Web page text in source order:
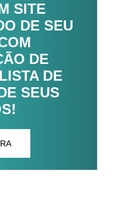
SITE
DE SEU
DE
DE
SEUS